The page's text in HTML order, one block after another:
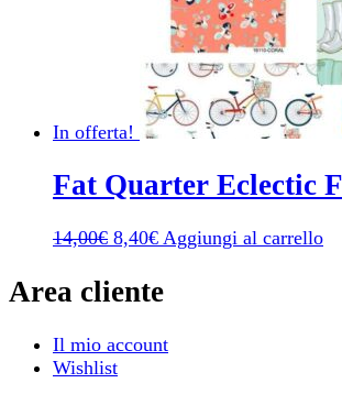
In offerta!
Fat Quarter Eclectic
14,00€ Il
originale
era:
8,40€Il
attuale
è:
Aggiungi al carrello
Area cliente
Il mio account
Wishlist